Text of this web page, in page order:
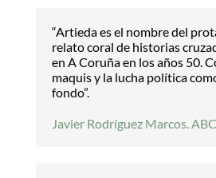
“Artieda es el nombre del
relato coral de historias
en A Coruña en los años 50.
maquis y la lucha política
fondo”.
Javier Rodríguez Marcos.